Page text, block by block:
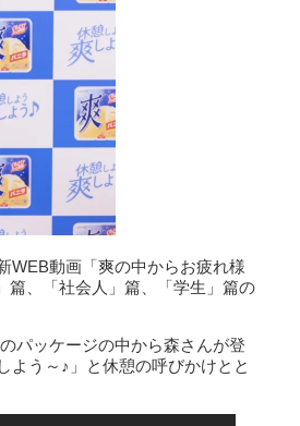
WEB動画「爽の中からお疲れ様
篇、「社会人」篇、「学生」篇の
パッケージの中から森さんが登
よう～♪」と休憩の呼びかけとと